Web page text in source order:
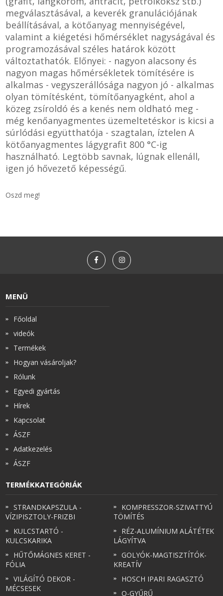
megválasztásával, a keverék granulációjának
beállításával, a kötőanyag mennyiségével,
valamint a kiégetési hőmérséklet nagyságával és
programozásával széles határok között
változtathatók. Előnyei: - nagyon alacsony és
nagyon magas hőmérsékletek tömítésére is
alkalmas - vegyszerállósága nagyon jó - alkalmas
olyan tömítésként, tömítőanyagként, ahol a
közeg zsíroldó és a kenés nem oldható meg -
még kenőanyagmentes üzemeltetéskor is kicsi a
súrlódási együtthatója - szagtalan, íztelen A
kötőanyagmentes lágygrafit 800 °C-ig
használható. Legtöbb savnak, lúgnak ellenáll,
igen jó hővezető képességű.
Oszd meg!
MENÜ
Főoldal
videók
Termékek
Hogyan vásároljak?
Rólunk
Egyedi gyártás
Hírek
Kapcsolat
ÁSZF
Adatkezelés
ÁSZF
TERMÉKKATEGÓRIÁK
STRANDKAPSZULA -
VÍZIPISZTOLY-FRIZBI
KULCSTARTÓ -
KULCSKARIKA
HŰTŐMÁGNES KERET -
FÓLIA
VILÁGÍTÓ DEKOR -
MÉCSESEK
KOMPRESSZOR-SZIVATTYÚ
TÖMÍTÉS
RÉZ-ALUMÍNIUM ALÁTÉTEK
LÁGYÍTVA
GOLYÓK-MAGTISZTÍTÓK-
KREATÍV
HOSCH IPARI RAGASZTÓ
O-GYŰRŰ